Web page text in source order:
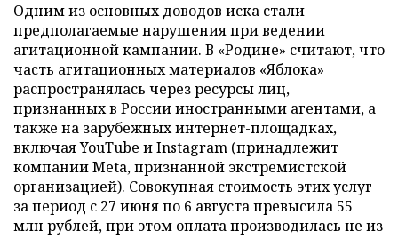
Одним из основных доводов иска стали
предполагаемые нарушения при ведении
агитационной кампании. В «Родине» считают, что
часть агитационных материалов «Яблока»
распространялась через ресурсы лиц,
признанных в России иностранными агентами, а
также на зарубежных интернет-площадках,
включая YouTube и Instagram (принадлежит
компании Meta, признанной экстремистской
организацией). Совокупная стоимость этих услуг
за период с 27 июня по 6 августа превысила 55
млн рублей, при этом оплата производилась не из